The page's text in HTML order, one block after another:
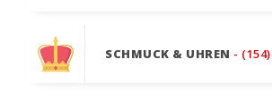
SCHMUCK & UHREN - (154)